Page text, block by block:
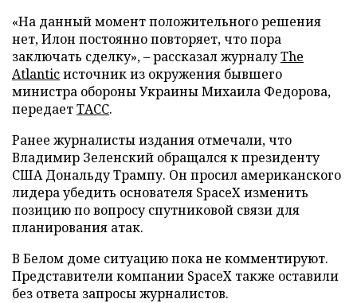
«На данный момент положительного решения
нет, Илон постоянно повторяет, что пора
заключать сделку», – рассказал журналуThe
Atlanticисточник из окружения бывшего
министра обороны Украины Михаила Федорова,
передаетТАСС.
Ранее журналисты издания отмечали, что
Владимир Зеленский обращался к президенту
США Дональду Трампу. Он просил американского
лидера убедить основателя SpaceX изменить
позицию по вопросу спутниковой связи для
планирования атак.
В Белом доме ситуацию пока не комментируют.
Представители компании SpaceX также оставили
без ответа запросы журналистов.